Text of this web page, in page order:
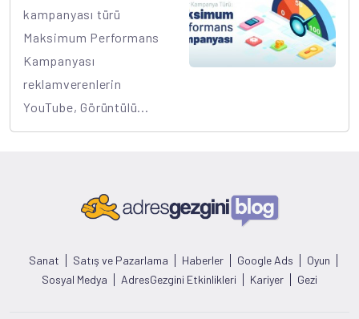
kampanyası türü
Maksimum Performans
Kampanyası
reklamverenlerin
YouTube, Görüntülü...
Sanat Satış ve Pazarlama Haberler Google Ads
Oyun
Sosyal Medya
AdresGezgini Etkinlikleri Kariyer Gezi